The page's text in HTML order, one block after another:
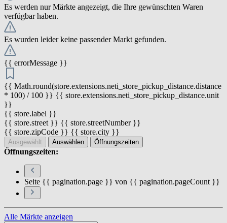
Es werden nur Märkte angezeigt, die Ihre gewünschten Waren
verfügbar haben.
Es wurden leider keine passender Markt gefunden.
{{ errorMessage }}
{{ Math.round(store.extensions.neti_store_pickup_distance.distance
* 100) / 100 }} {{ store.extensions.neti_store_pickup_distance.unit
}}
{{ store.label }}
{{ store.street }} {{ store.streetNumber }}
{{ store.zipCode }} {{ store.city }}
Ausgewählt Auswählen Öffnungszeiten
Öffnungszeiten:
Seite {{ pagination.page }} von {{ pagination.pageCount }}
Alle Märkte anzeigen